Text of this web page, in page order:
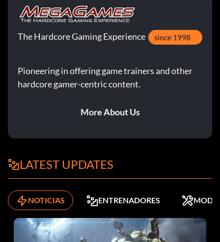
The Hardcore Gaming Experience since 1998
Pioneering in offering game trainers and other
hardcore gamer-centric content.
More About Us
LATEST UPDATES
NOTICIAS ENTRENADORES MODS